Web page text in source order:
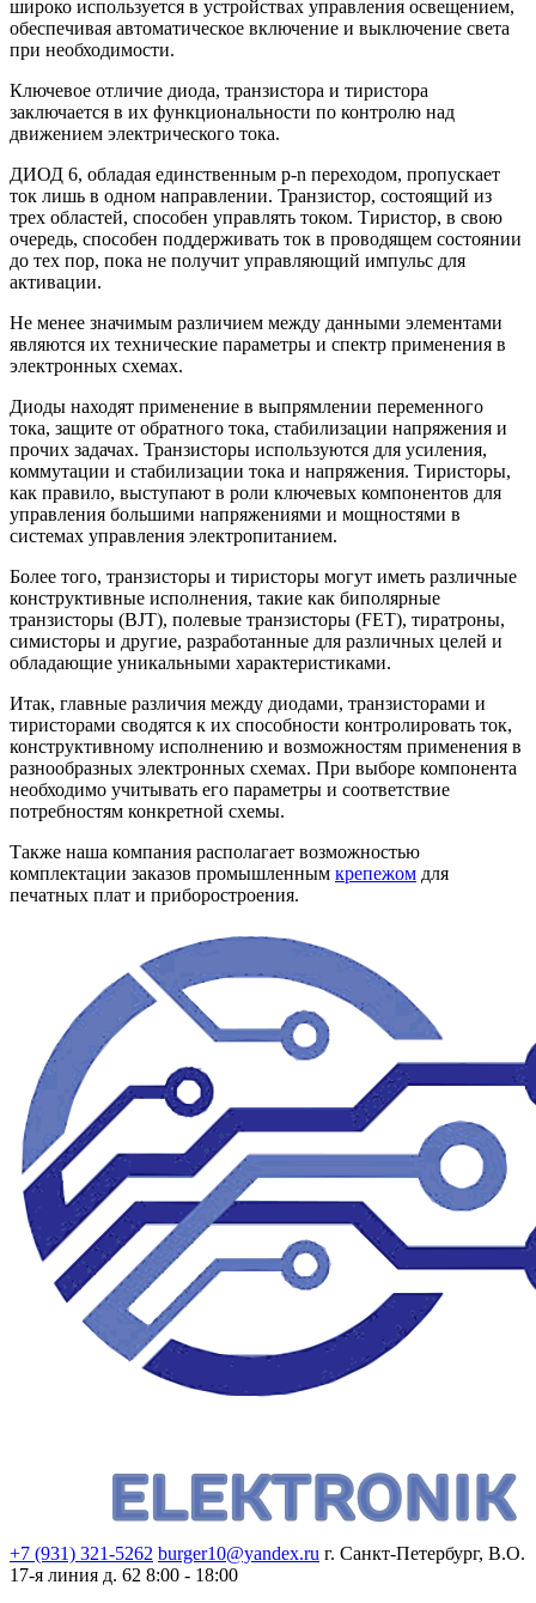
широко используется в устройствах управления освещением,
обеспечивая автоматическое включение и выключение света
при необходимости.
Ключевое отличие диода, транзистора и тиристора
заключается в их функциональности по контролю над
движением электрического тока.
ДИОД 6, обладая единственным p-n переходом, пропускает
ток лишь в одном направлении. Транзистор, состоящий из
трех областей, способен управлять током. Тиристор, в свою
очередь, способен поддерживать ток в проводящем состоянии
до тех пор, пока не получит управляющий импульс для
активации.
Не менее значимым различием между данными элементами
являются их технические параметры и спектр применения в
электронных схемах.
Диоды находят применение в выпрямлении переменного
тока, защите от обратного тока, стабилизации напряжения и
прочих задачах. Транзисторы используются для усиления,
коммутации и стабилизации тока и напряжения. Тиристоры,
как правило, выступают в роли ключевых компонентов для
управления большими напряжениями и мощностями в
системах управления электропитанием.
Более того, транзисторы и тиристоры могут иметь различные
конструктивные исполнения, такие как биполярные
транзисторы (BJT), полевые транзисторы (FET), тиратроны,
симисторы и другие, разработанные для различных целей и
обладающие уникальными характеристиками.
Итак, главные различия между диодами, транзисторами и
тиристорами сводятся к их способности контролировать ток,
конструктивному исполнению и возможностям применения в
разнообразных электронных схемах. При выборе компонента
необходимо учитывать его параметры и соответствие
потребностям конкретной схемы.
Также наша компания располагает возможностью
комплектации заказов промышленным крепежом для
печатных плат и приборостроения.
+7 (931) 321-5262 burger10@yandex.ru г. Санкт-Петербург, В.О.
17-я линия д. 62 8:00 - 18:00